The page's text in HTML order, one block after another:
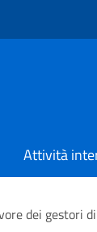
Attività
dei gestori